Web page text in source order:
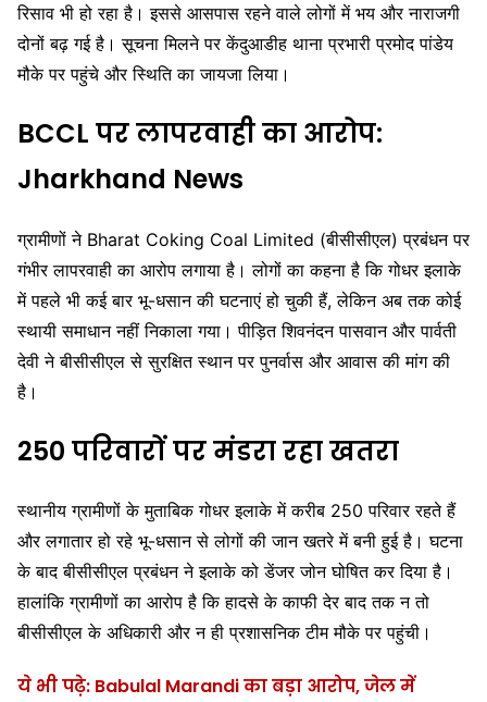
रिसाव भी हो रहा है। इससे आसपास रहने वाले लोगों में भय और नाराजगी
दोनों बढ़ गई है। सूचना मिलने पर केंदुआडीह थाना प्रभारी प्रमोद पांडेय
मौके पर पहुंचे और स्थिति का जायजा लिया।
BCCL पर लापरवाही का आरोप:
Jharkhand News
ग्रामीणों ने Bharat Coking Coal Limited (बीसीसीएल) प्रबंधन पर
गंभीर लापरवाही का आरोप लगाया है। लोगों का कहना है कि गोधर इलाके
में पहले भी कई बार भू-धसान की घटनाएं हो चुकी हैं, लेकिन अब तक कोई
स्थायी समाधान नहीं निकाला गया। पीड़ित शिवनंदन पासवान और पार्वती
देवी ने बीसीसीएल से सुरक्षित स्थान पर पुनर्वास और आवास की मांग की
है।
250 परिवारों पर मंडरा रहा खतरा
स्थानीय ग्रामीणों के मुताबिक गोधर इलाके में करीब 250 परिवार रहते हैं
और लगातार हो रहे भू-धसान से लोगों की जान खतरे में बनी हुई है। घटना
के बाद बीसीसीएल प्रबंधन ने इलाके को डेंजर जोन घोषित कर दिया है।
हालांकि ग्रामीणों का आरोप है कि हादसे के काफी देर बाद तक न तो
बीसीसीएल के अधिकारी और न ही प्रशासनिक टीम मौके पर पहुंची।
ये भी पढ़े: Babulal Marandi का बड़ा आरोप, जेल में